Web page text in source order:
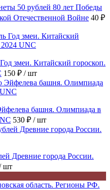
50 рублей 80 лет Победы
Отечественной Войне 40 ₽
змеи. Китайский гороскоп.
150 ₽ / шт
башня. Олимпиада в
530 ₽ / шт
Древние города России.
шт